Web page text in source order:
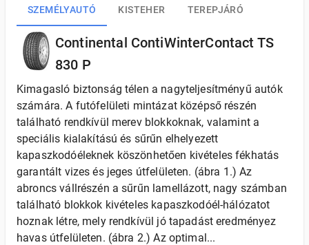
SZEMÉLYAUTÓ KISTEHER TEREPJÁRÓ
Continental ContiWinterContact TS
830 P
Kimagasló biztonság télen a nagyteljesítményű autók
számára. A futófelületi mintázat középső részén
található rendkívül merev blokkoknak, valamint a
speciális kialakítású és sűrűn elhelyezett
kapaszkodóéleknek köszönhetően kivételes fékhatás
garantált vizes és jeges útfelületen. (ábra 1.) Az
abroncs vállrészén a sűrűn lamellázott, nagy számban
található blokkok kivételes kapaszkodóél-hálózatot
hoznak létre, mely rendkívül jó tapadást eredményez
havas útfelületen. (ábra 2.) Az optimal...